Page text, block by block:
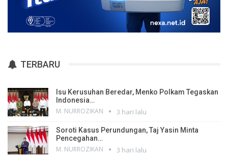
TERBARU
Isu Kerusuhan Beredar, Menko Polkam Tegaskan
Indonesia…
M. NURROZIKAN 3 hari lalu
Soroti Kasus Perundungan, Taj Yasin Minta
Pencegahan…
M. NURROZIKAN 3 hari lalu